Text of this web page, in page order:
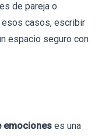
de pareja o
esos casos, escribir
espacio seguro con
emociones es una